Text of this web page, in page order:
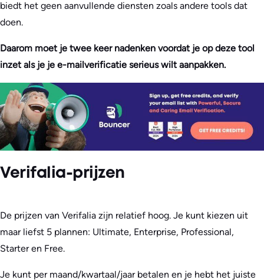
biedt het geen aanvullende diensten zoals andere tools dat
doen.
Daarom moet je twee keer nadenken voordat je op deze tool
inzet als je je e-mailverificatie serieus wilt aanpakken.
Verifalia-prijzen
De prijzen van Verifalia zijn relatief hoog. Je kunt kiezen uit
maar liefst 5 plannen: Ultimate, Enterprise, Professional,
Starter en Free.
Je kunt per maand/kwartaal/jaar betalen en je hebt het juiste